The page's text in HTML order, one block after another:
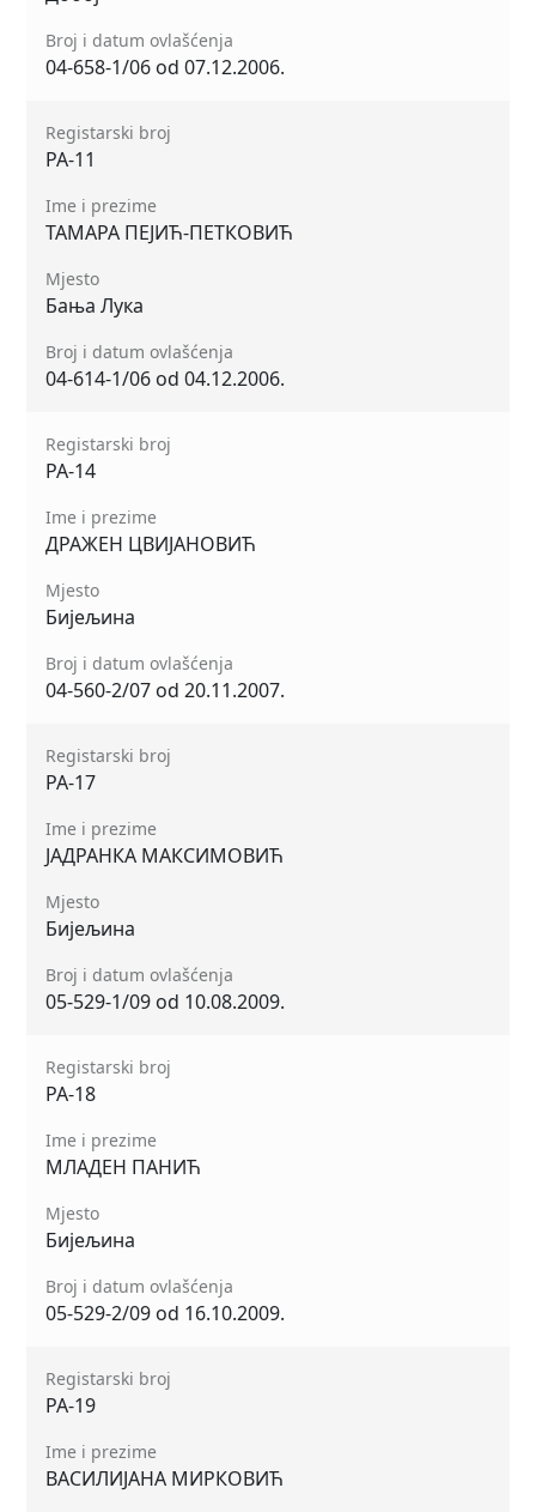
Broj i datum ovlašćenja
04-658-1/06 od 07.12.2006.
Registarski broj
РА-11
Ime i prezime
ТАМАРА ПЕЈИЋ-ПЕТКОВИЋ
Mjesto
Бања Лука
Broj i datum ovlašćenja
04-614-1/06 od 04.12.2006.
Registarski broj
РА-14
Ime i prezime
ДРАЖЕН ЦВИЈАНОВИЋ
Mjesto
Бијељина
Broj i datum ovlašćenja
04-560-2/07 od 20.11.2007.
Registarski broj
РА-17
Ime i prezime
ЈАДРАНКА МАКСИМОВИЋ
Mjesto
Бијељина
Broj i datum ovlašćenja
05-529-1/09 od 10.08.2009.
Registarski broj
РА-18
Ime i prezime
МЛАДЕН ПАНИЋ
Mjesto
Бијељина
Broj i datum ovlašćenja
05-529-2/09 od 16.10.2009.
Registarski broj
РА-19
Ime i prezime
ВАСИЛИЈАНА МИРКОВИЋ